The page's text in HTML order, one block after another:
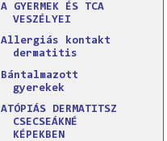
A GYERMEK ÉS TCA
VESZÉLYEI
Allergiás kontakt
dermatitis
Bántalmazott
gyerekek
ATÓPIÁS DERMATITSZ
CSECSEÁKNÉ
KÉPEKBEN